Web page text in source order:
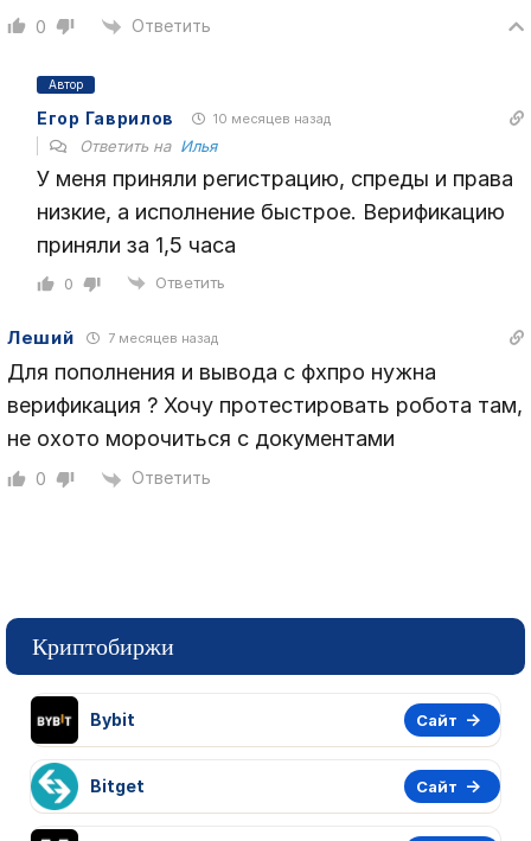
0 Ответить
Автор
Егор Гаврилов 10 месяцев назад
Ответить на Илья
У меня приняли регистрацию, спреды и права
низкие, а исполнение быстрое. Верификацию
приняли за 1,5 часа
0 Ответить
Леший 7 месяцев назад
Для пополнения и вывода с фхпро нужна
верификация ? Хочу протестировать робота там,
не охото морочиться с документами
0 Ответить
Криптобиржи
Bybit Сайт
Bitget Сайт